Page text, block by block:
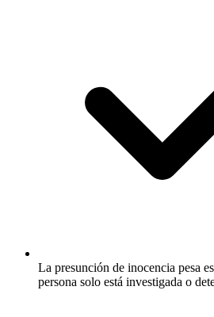
La presunción de inocencia pesa
persona solo está investigada o